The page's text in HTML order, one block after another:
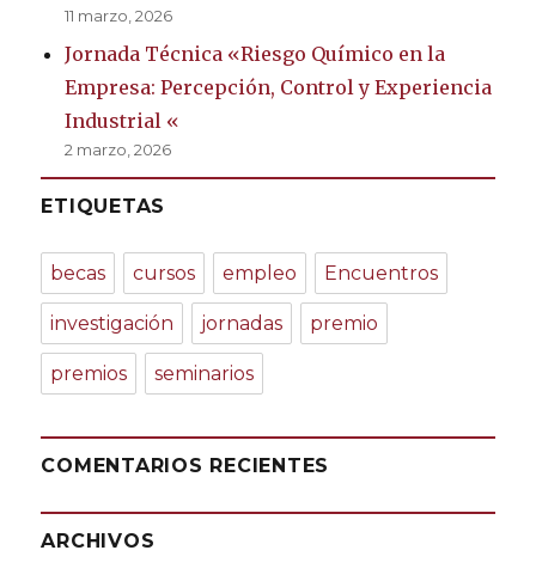
11 marzo, 2026
Jornada Técnica «Riesgo Químico en la
Empresa: Percepción, Control y Experiencia
Industrial «
2 marzo, 2026
ETIQUETAS
becas cursos empleo Encuentros
investigación jornadas premio
premios seminarios
COMENTARIOS RECIENTES
ARCHIVOS